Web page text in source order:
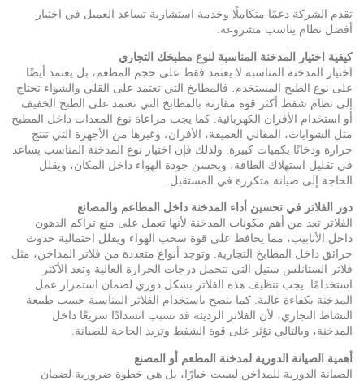
تقدم الشركة دعمًا متكاملًا وخدمة استشارية تساعد العميل في اختيار
أفضل نظام يناسب مشروعه.
كيفية اختيار المدخنة المناسبة لنوع مطبخك التجاري
اختيار المدخنة المناسبة لا يعتمد فقط على حجم المطعم، بل يعتمد أيضًا
على نوع الطبخ المستخدم. فالمطابخ التي تعتمد على القلي والشواء تحتاج
إلى نظام شفط أكثر قوة مقارنة بالمطابخ التي تعتمد على الطبخ الخفيف
أو استخدام الأفران الكهربائية. كما يجب مراعاة نوع المعدات داخل المطبخ
مثل الشوايات، المقالي العميقة، الأفران، وغيرها من الأجهزة التي تنتج
حرارة ودخانًا بكميات كبيرة. ولذلك فإن اختيار نوع المدخنة المناسب يساعد
في تقليل استهلاك الطاقة، ويحسن جودة الهواء داخل المكان، ويقلل
الحاجة إلى صيانة متكررة في المستقبل.
دور الفلاتر في تحسين أداء المدخنة داخل المطاعم والمصانع
الفلاتر تعد من أهم مكونات المدخنة لأنها تعمل على منع تراكم الدهون
داخل الأنابيب، مما يحافظ على قوة سحب الهواء ويقلل احتمالية حدوث
حرائق داخل المطابخ التجارية. وتوجد أنواع متعددة من فلاتر المداخن، مثل
فلاتر الستانلس ستيل التي تتحمل درجات الحرارة العالية وتعد الأكثر
استخدامًا. يجب تنظيف هذه الفلاتر بشكل دوري لضمان استمرار عمل
المدخنة بكفاءة عالية. كما ينصح باستخدام الفلاتر المناسبة حسب طبيعة
النشاط التجاري، لأن الفلاتر الرديئة قد تسبب انسدادًا سريعًا داخل
المدخنة، وبالتالي تؤثر على قوة الشفط وتزيد الحاجة للصيانة.
أهمية الصيانة الدورية لمدخنة المطعم أو المصنع
الصيانة الدورية للمداخن ليست خيارًا، بل هي خطوة ضرورية لضمان